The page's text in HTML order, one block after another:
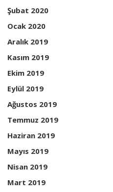
Şubat 2020
Ocak 2020
Aralık 2019
Kasım 2019
Ekim 2019
Eylül 2019
Ağustos 2019
Temmuz 2019
Haziran 2019
Mayıs 2019
Nisan 2019
Mart 2019